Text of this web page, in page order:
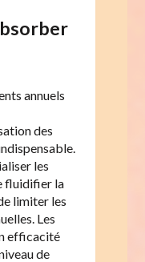
annuels
des
les
fluidifier la
limiter les
Les
efficacité
de